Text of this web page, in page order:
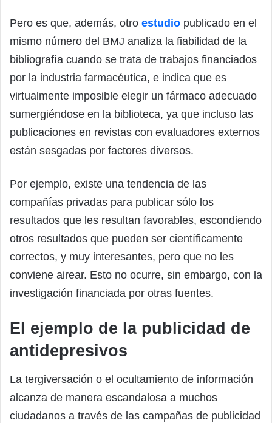
Pero es que, además, otro estudio publicado en el
mismo número del BMJ analiza la fiabilidad de la
bibliografía cuando se trata de trabajos financiados
por la industria farmacéutica, e indica que es
virtualmente imposible elegir un fármaco adecuado
sumergiéndose en la biblioteca, ya que incluso las
publicaciones en revistas con evaluadores externos
están sesgadas por factores diversos.
Por ejemplo, existe una tendencia de las
compañías privadas para publicar sólo los
resultados que les resultan favorables, escondiendo
otros resultados que pueden ser científicamente
correctos, y muy interesantes, pero que no les
conviene airear. Esto no ocurre, sin embargo, con la
investigación financiada por otras fuentes.
El ejemplo de la publicidad de
antidepresivos
La tergiversación o el ocultamiento de información
alcanza de manera escandalosa a muchos
ciudadanos a través de las campañas de publicidad